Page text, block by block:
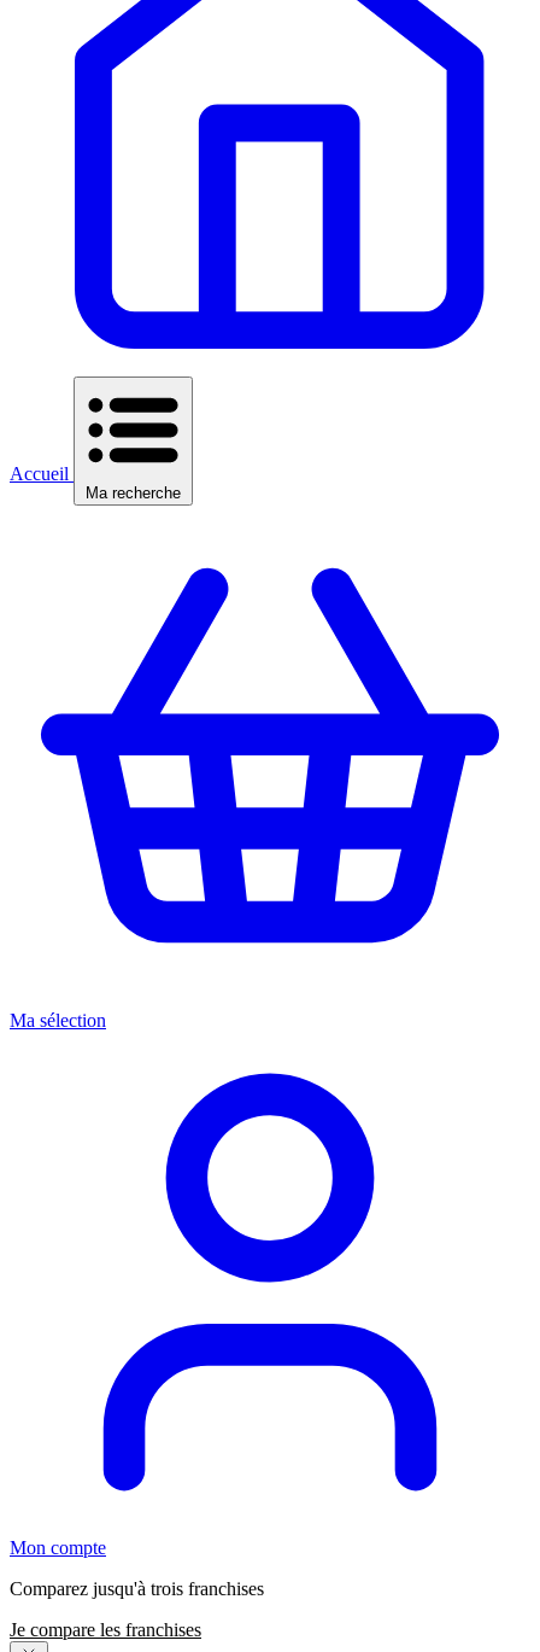
Accueil
Ma recherche
Ma sélection
Mon compte
Comparez jusqu'à trois franchises
Je compare les franchises